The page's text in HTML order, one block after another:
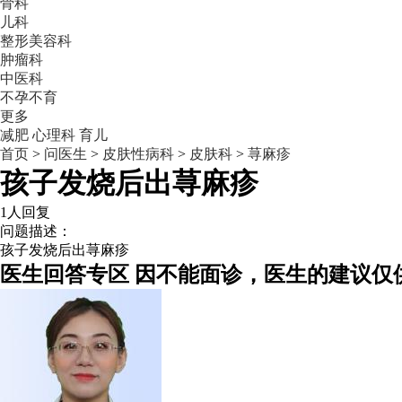
骨科
儿科
整形美容科
肿瘤科
中医科
不孕不育
更多
减肥 心理科 育儿
首页 > 问医生 > 皮肤性病科 > 皮肤科 > 荨麻疹
孩子发烧后出荨麻疹
1人回复
问题描述：
孩子发烧后出荨麻疹
医生回答专区 因不能面诊，医生的建议仅